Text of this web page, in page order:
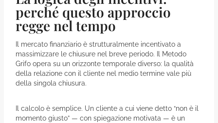
perché questo approccio
regge nel tempo
Il mercato finanziario è strutturalmente incentivato a
massimizzare le chiusure nel breve periodo. Il Metodo
Grifo opera su un orizzonte temporale diverso: la qualità
della relazione con il cliente nel medio termine vale più
della singola chiusura.
Il calcolo è semplice. Un cliente a cui viene detto “non è il
momento giusto” — con spiegazione motivata — è un